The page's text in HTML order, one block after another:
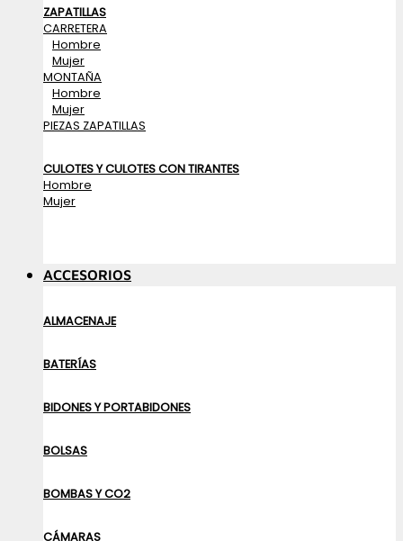
ZAPATILLAS
CARRETERA
Hombre
Mujer
MONTAÑA
Hombre
Mujer
PIEZAS ZAPATILLAS
CULOTES Y CULOTES CON TIRANTES
Hombre
Mujer
ACCESORIOS
ALMACENAJE
BATERÍAS
BIDONES Y PORTABIDONES
BOLSAS
BOMBAS Y CO2
CÁMARAS